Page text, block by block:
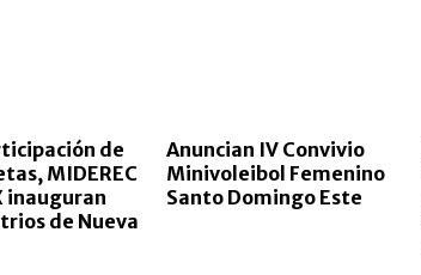
de
MIDEREC
inauguran
de Nueva
Anuncian IV Convivio
Minivoleibol Femenino
Santo Domingo Este